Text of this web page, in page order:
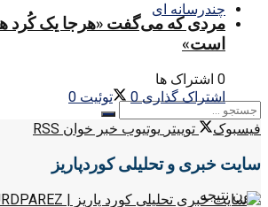
چندرسانه ای
بدون نتیجه
مردی که می‌گفت «هرجا یک کُرد
است»
0 اشتراک ها
اشتراک گذاری 0 توئیت 0
فیسبوک
توییتر یوتیوب خبر خوان RSS
سایت خبری و تحلیلی کوردپاریز